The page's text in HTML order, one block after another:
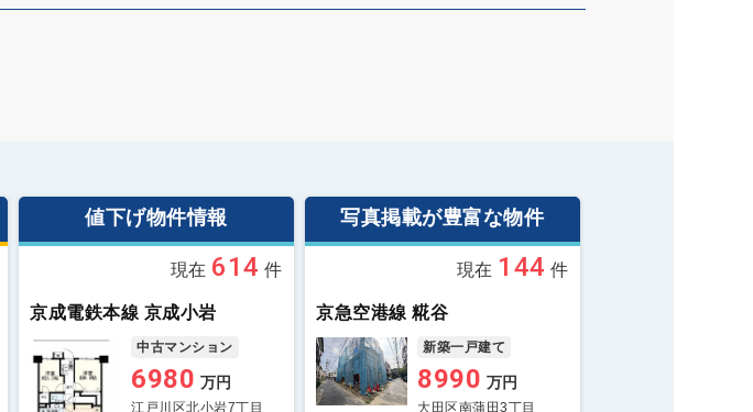
値下げ物件情報
現在 614 件
京成電鉄本線 京成小岩
中古マンション
6980 万円
江戸川区北小岩7丁目
写真掲載が豊富な物件
現在 144 件
京急空港線 糀谷
新築一戸建て
8990 万円
大田区南蒲田3丁目